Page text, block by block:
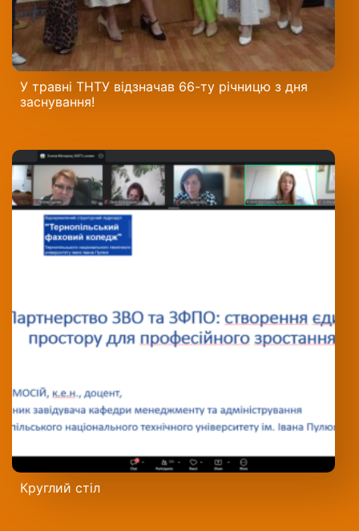
У травні ТНТУ відзначав 66-ту річницю з дня
заснування!
Круглий стіл